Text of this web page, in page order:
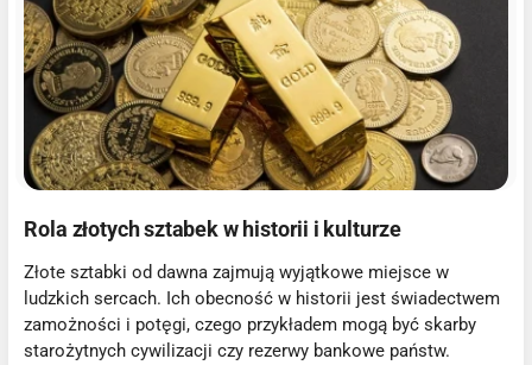
Rola złotych sztabek w historii i kulturze
Złote sztabki od dawna zajmują wyjątkowe miejsce w
ludzkich sercach. Ich obecność w historii jest świadectwem
zamożności i potęgi, czego przykładem mogą być skarby
starożytnych cywilizacji czy rezerwy bankowe państw.